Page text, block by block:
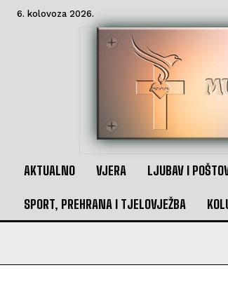
6. kolovoza 2026.
AKTUALNO VJERA LJUBAV I
SPORT, PREHRANA I TJELOVJEŽBA